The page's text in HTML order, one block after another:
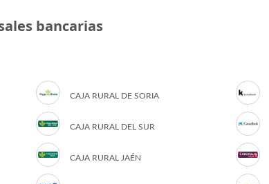
bancarias
CAJA RURAL DE SORIA
CAJA RURAL DEL SUR
CAJA RURAL JAÉN